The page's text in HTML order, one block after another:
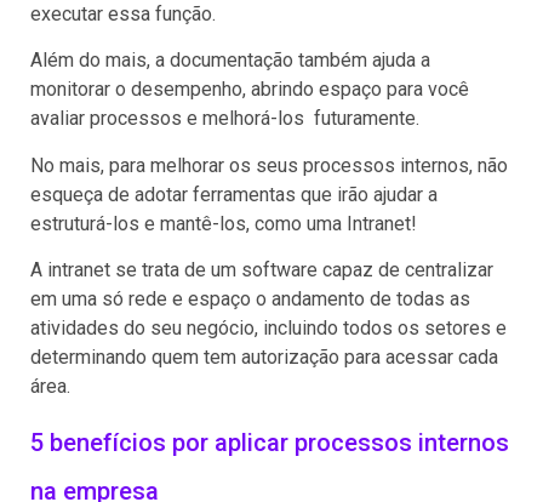
executar essa função.
Além do mais, a documentação também ajuda a
monitorar o desempenho, abrindo espaço para você
avaliar processos e melhorá-los futuramente.
No mais, para melhorar os seus processos internos, não
esqueça de adotar ferramentas que irão ajudar a
estruturá-los e mantê-los, como uma Intranet!
A intranet se trata de um software capaz de centralizar
em uma só rede e espaço o andamento de todas as
atividades do seu negócio, incluindo todos os setores e
determinando quem tem autorização para acessar cada
área.
5 benefícios por aplicar processos internos
na empresa